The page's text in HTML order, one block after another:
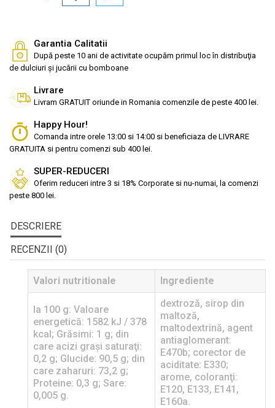
Garantia Calitatii
După peste 10 ani de activitate ocupăm primul loc în distribuţia
de dulciuri și jucării cu bomboane
Livrare
Livram GRATUIT oriunde in Romania comenzile de peste 400 lei.
Happy Hour!
Comanda intre orele 13:00 si 14:00 si beneficiaza de LIVRARE
GRATUITA si pentru comenzi sub 400 lei.
SUPER-REDUCERI
Oferim reduceri intre 3 si 18% Corporate si nu-numai, la comenzi
peste 800 lei.
DESCRIERE
RECENZII (0)
Valori nutritionale Ingrediente
la 100 g: Valoare
energetică: 1582 kJ / 378
kcal; Grăsimi: 1 g; din
care acizi graşi saturaţi:
0,2 g; Glucide: 90,5 g; din
care zaharuri: 73,2 g;
Proteine: 0,3 g; Sare:
0,005 g.
dextroză, sirop din
maltoză,
maltodextrină, agent
antiaglomerant:
E470b; corector de
aciditate: E330;
arome, coloranţi:
E120, E133, E141,
E160a.